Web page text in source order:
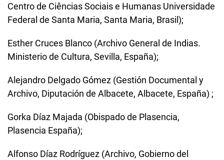
Centro de Ciências Sociais e Humanas Universidade
Federal de Santa Maria, Santa Maria, Brasil);
Esther Cruces Blanco (Archivo General de Indias.
Ministerio de Cultura, Sevilla, España);
Alejandro Delgado Gómez (Gestión Documental y
Archivo, Diputación de Albacete, Albacete, España) ;
Gorka Díaz Majada (Obispado de Plasencia,
Plasencia España);
Alfonso Díaz Rodríguez (Archivo, Gobierno del